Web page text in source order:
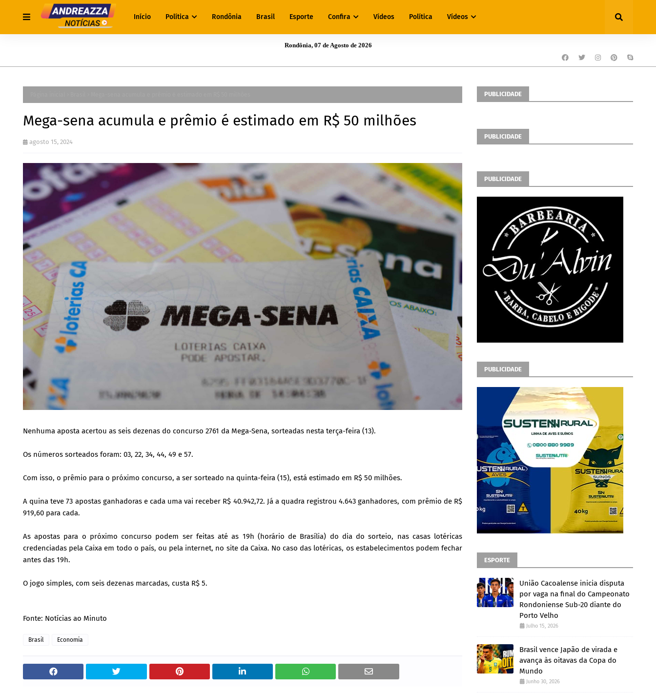
Início Política Rondônia Brasil Esporte Confira Vídeos Política Vídeos
Rondônia, 07 de Agosto de 2026
Mega-sena acumula e prêmio é estimado em R$ 50 milhões
agosto 15, 2024
Nenhuma aposta acertou as seis dezenas do concurso 2761 da Mega-Sena, sorteadas nesta terça-feira (13).
Os números sorteados foram: 03, 22, 34, 44, 49 e 57.
Com isso, o prêmio para o próximo concurso, a ser sorteado na quinta-feira (15), está estimado em R$ 50 milhões.
A quina teve 73 apostas ganhadoras e cada uma vai receber R$ 40.942,72. Já a quadra registrou 4.643 ganhadores, com prêmio de R$
919,60 para cada.
As apostas para o próximo concurso podem ser feitas até as 19h (horário de Brasília) do dia do sorteio, nas casas lotéricas
credenciadas pela Caixa em todo o país, ou pela internet, no site da Caixa. No caso das lotéricas, os estabelecimentos podem fechar
antes das 19h.
O jogo simples, com seis dezenas marcadas, custa R$ 5.
Fonte: Notícias ao Minuto
Brasil Economia
PUBLICIDADE
PUBLICIDADE
PUBLICIDADE
PUBLICIDADE
ESPORTE
União Cacoalense inicia disputa
por vaga na final do Campeonato
Rondoniense Sub-20 diante do
Porto Velho
Julho 15, 2026
Brasil vence Japão de virada e
avança às oitavas da Copa do
Mundo
Junho 30, 2026